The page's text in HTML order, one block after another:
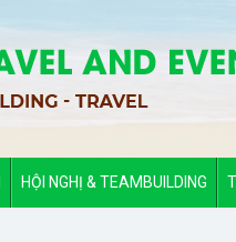
HỘI NGHỊ & TEAMBUILDING